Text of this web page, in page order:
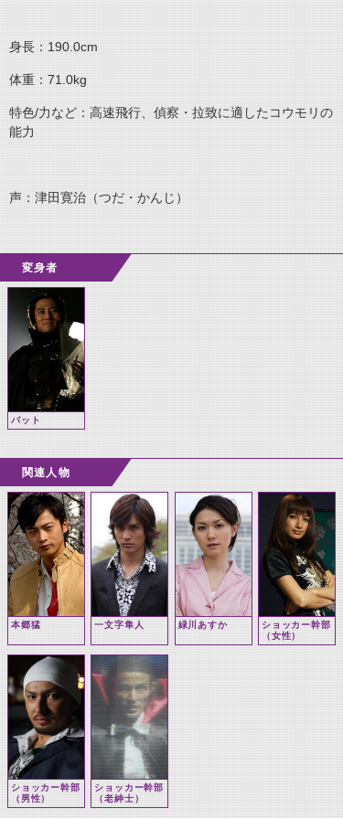
身長：190.0cm
体重：71.0kg
特色/力など：高速飛行、偵察・拉致に適したコウモリの
能力
声：津田寛治（つだ・かんじ）
変身者
バット
関連人物
本郷猛 一文字隼人 緑川あすか
ショッカー幹部
（女性）
ショッカー幹部
（男性）
ショッカー幹部
（老紳士）